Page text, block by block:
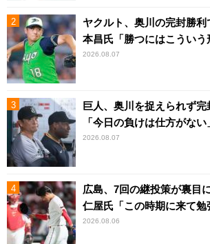
ヤクルト、奥川の完封勝
本昌氏「勝つにはこういう
2026.08.07
巨人、奥川を捉えられず
「今日の負けは仕方がない
2026.08.07
広島、7回の継投策が裏
仁屋氏「この時期に来て勉
2026.08.06